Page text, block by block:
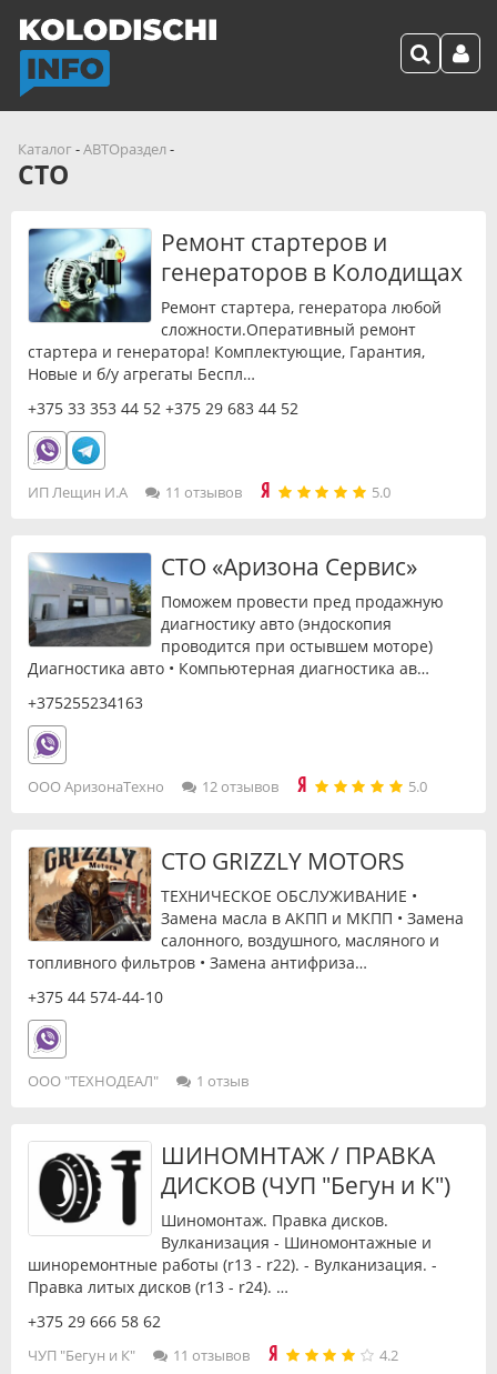
Каталог-АВТОраздел-
СТО
Ремонт стартеров и
генераторов в Колодищах
Ремонт стартера, генератора любой
сложности.Оперативный ремонт
стартера и генератора! Комплектующие, Гарантия,
Новые и б/у агрегаты Беспл…
+375 33 353 44 52 +375 29 683 44 52
ИП Лещин И.А 11 отзывов 5.0
СТО «Аризона Сервис»
Поможем провести пред продажную
диагностику авто (эндоскопия
проводится при остывшем моторе)
Диагностика авто • Компьютерная диагностика ав…
+375255234163
ООО АризонаТехно 12 отзывов 5.0
СТО GRIZZLY MOTORS
ТЕХНИЧЕСКОЕ ОБСЛУЖИВАНИЕ •
Замена масла в АКПП и МКПП • Замена
салонного, воздушного, масляного и
топливного фильтров • Замена антифриза…
+375 44 574-44-10
ООО "ТЕХНОДЕАЛ" 1 отзыв
ШИНОМНТАЖ / ПРАВКА
ДИСКОВ (ЧУП "Бегун и К")
Шиномонтаж. Правка дисков.
Вулканизация - Шиномонтажные и
шиноремонтные работы (r13 - r22). - Вулканизация. -
Правка литых дисков (r13 - r24). …
+375 29 666 58 62
ЧУП "Бегун и К" 11 отзывов 4.2